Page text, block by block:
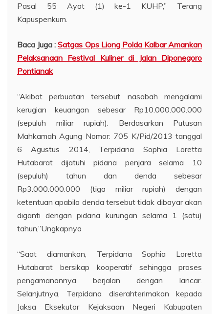
Pasal 55 Ayat (1) ke-1 KUHP,” Terang
Kapuspenkum.
Baca Juga :Satgas Ops Liong Polda Kalbar Amankan
Pelaksanaan Festival Kuliner di Jalan Diponegoro
Pontianak
“Akibat perbuatan tersebut, nasabah mengalami
kerugian keuangan sebesar Rp10.000.000.000
(sepuluh miliar rupiah). Berdasarkan Putusan
Mahkamah Agung Nomor: 705 K/Pid/2013 tanggal
6 Agustus 2014, Terpidana Sophia Loretta
Hutabarat dijatuhi pidana penjara selama 10
(sepuluh) tahun dan denda sebesar
Rp3.000.000.000 (tiga miliar rupiah) dengan
ketentuan apabila denda tersebut tidak dibayar akan
diganti dengan pidana kurungan selama 1 (satu)
tahun,”Ungkapnya
“Saat diamankan, Terpidana Sophia Loretta
Hutabarat bersikap kooperatif sehingga proses
pengamanannya berjalan dengan lancar.
Selanjutnya, Terpidana diserahterimakan kepada
Jaksa Eksekutor Kejaksaan Negeri Kabupaten